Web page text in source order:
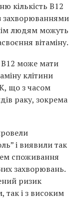
кількість B12
захворюваннями
людям можуть
вітаміну.
може мати
клітини
що з часом
раку, зокрема
і виявили так
споживання
захворювань.
ризик
так і з високим